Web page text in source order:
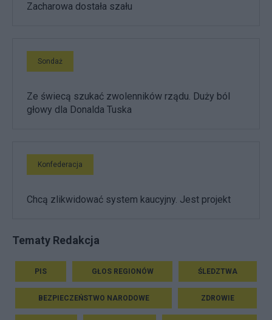
Zacharowa dostała szału
Sondaż
Ze świecą szukać zwolenników rządu. Duży ból
głowy dla Donalda Tuska
Konfederacja
Chcą zlikwidować system kaucyjny. Jest projekt
Tematy Redakcja
PIS GŁOS REGIONÓW ŚLEDZTWA
BEZPIECZEŃSTWO NARODOWE ZDROWIE